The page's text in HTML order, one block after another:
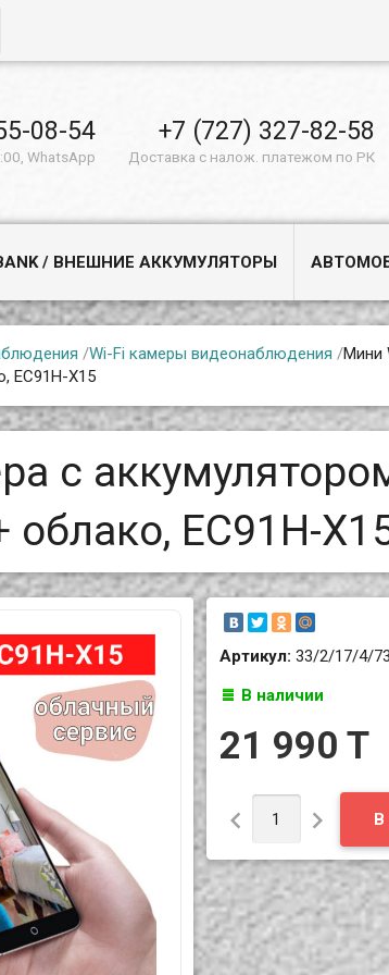
08-54
WhatsApp
+7 (727) 327-82-58
Доставка с налож. платежом по РК
BANK / ВНЕШНИЕ АККУМУЛЯТОРЫ
/Wi-Fi камеры видеонаблюдения /Мини
EC91H-X15
с
облако, EC91H-
Артикул: 33/2/17/4/
В наличии
21 990 T
 